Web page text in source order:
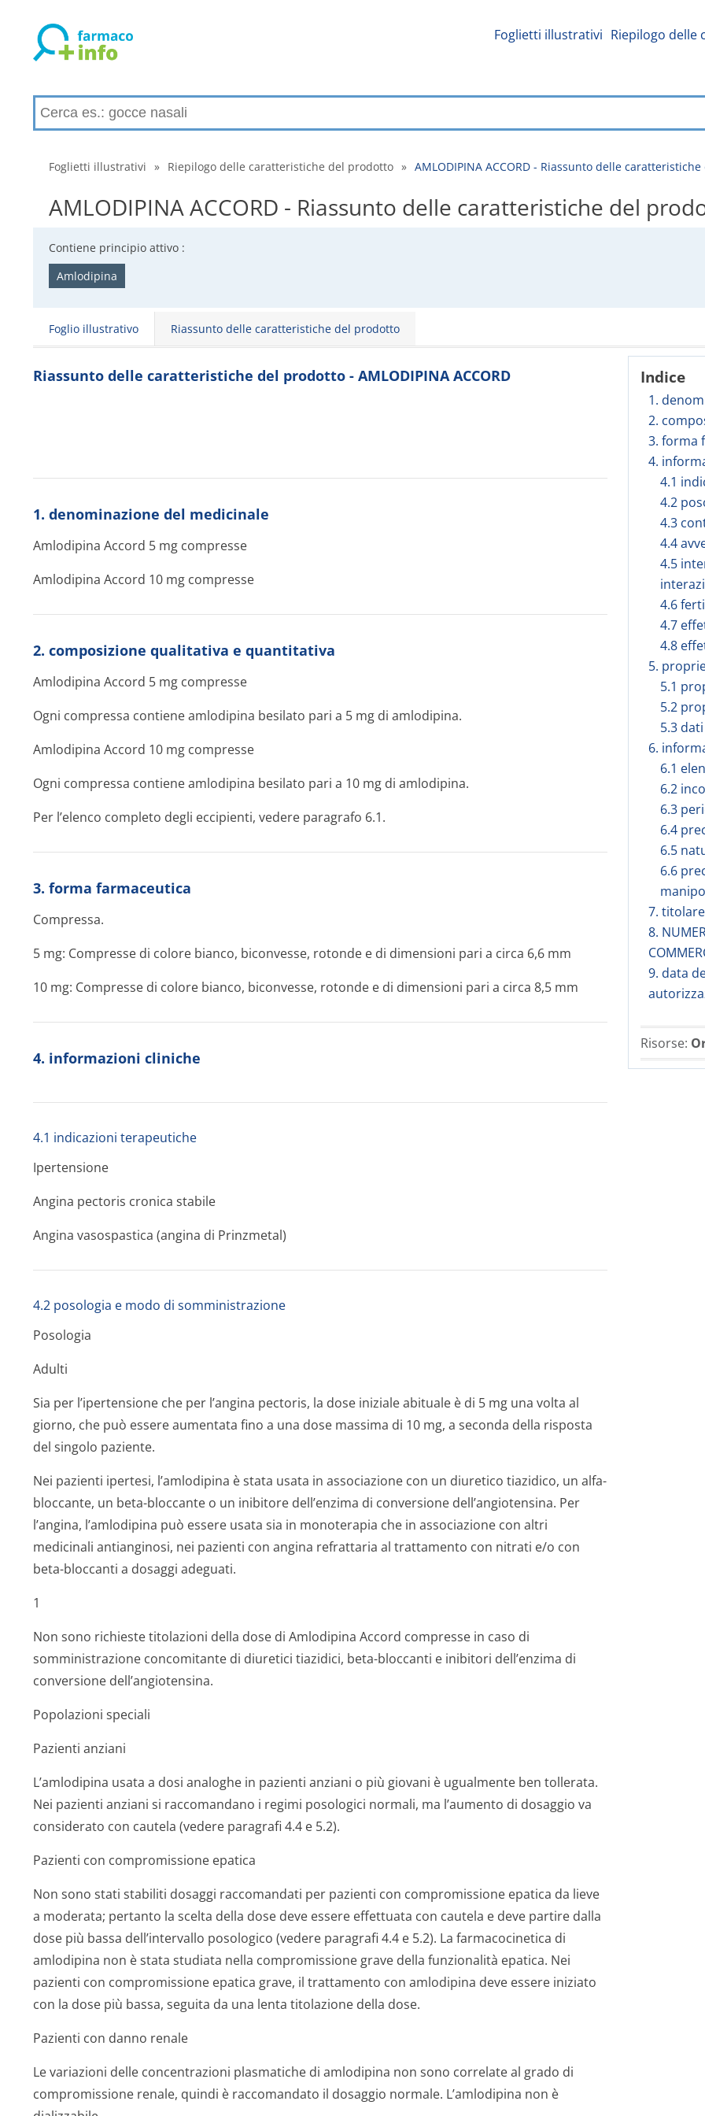
Foglietti illustrativi Riepilogo
Foglietti illustrativi » Riepilogo delle caratteristiche del prodotto » AMLODIPINA ACCORD - Riassunto delle
AMLODIPINA ACCORD - Riassunto delle caratteristiche del
Contiene principio attivo :
Amlodipina
Foglio illustrativo Riassunto delle caratteristiche del prodotto
Indice
1.
2.
3. forma
4.
4.1
4.2
4.3
4.4
4.5
4.6
4.7
4.8
5.
5.1
5.2
5.3
6.
6.1
6.2
6.3
6.4
6.5
6.6
7.
8.
9. data
Risorse:
Riassunto delle caratteristiche del prodotto - AMLODIPINA ACCORD
1. denominazione del medicinale
Amlodipina Accord 5 mg compresse
Amlodipina Accord 10 mg compresse
2. composizione qualitativa e quantitativa
Amlodipina Accord 5 mg compresse
Ogni compressa contiene amlodipina besilato pari a 5 mg di amlodipina.
Amlodipina Accord 10 mg compresse
Ogni compressa contiene amlodipina besilato pari a 10 mg di amlodipina.
Per l’elenco completo degli eccipienti, vedere paragrafo 6.1.
3. forma farmaceutica
Compressa.
5 mg: Compresse di colore bianco, biconvesse, rotonde e di dimensioni pari a circa 6,6 mm
10 mg: Compresse di colore bianco, biconvesse, rotonde e di dimensioni pari a circa 8,5 mm
4. informazioni cliniche
4.1 indicazioni terapeutiche
Ipertensione
Angina pectoris cronica stabile
Angina vasospastica (angina di Prinzmetal)
4.2 posologia e modo di somministrazione
Posologia
Adulti
Sia per l’ipertensione che per l’angina pectoris, la dose iniziale abituale è di 5 mg una volta al
giorno, che può essere aumentata fino a una dose massima di 10 mg, a seconda della risposta
del singolo paziente.
Nei pazienti ipertesi, l’amlodipina è stata usata in associazione con un diuretico tiazidico, un alfa-
bloccante, un beta-bloccante o un inibitore dell’enzima di conversione dell’angiotensina. Per
l’angina, l’amlodipina può essere usata sia in monoterapia che in associazione con altri
medicinali antianginosi, nei pazienti con angina refrattaria al trattamento con nitrati e/o con
beta-bloccanti a dosaggi adeguati.
1
Non sono richieste titolazioni della dose di Amlodipina Accord compresse in caso di
somministrazione concomitante di diuretici tiazidici, beta-bloccanti e inibitori dell’enzima di
conversione dell’angiotensina.
Popolazioni speciali
Pazienti anziani
L’amlodipina usata a dosi analoghe in pazienti anziani o più giovani è ugualmente ben tollerata.
Nei pazienti anziani si raccomandano i regimi posologici normali, ma l’aumento di dosaggio va
considerato con cautela (vedere paragrafi 4.4 e 5.2).
Pazienti con compromissione epatica
Non sono stati stabiliti dosaggi raccomandati per pazienti con compromissione epatica da lieve
a moderata; pertanto la scelta della dose deve essere effettuata con cautela e deve partire dalla
dose più bassa dell’intervallo posologico (vedere paragrafi 4.4 e 5.2). La farmacocinetica di
amlodipina non è stata studiata nella compromissione grave della funzionalità epatica. Nei
pazienti con compromissione epatica grave, il trattamento con amlodipina deve essere iniziato
con la dose più bassa, seguita da una lenta titolazione della dose.
Pazienti con danno renale
Le variazioni delle concentrazioni plasmatiche di amlodipina non sono correlate al grado di
compromissione renale, quindi è raccomandato il dosaggio normale. L’amlodipina non è